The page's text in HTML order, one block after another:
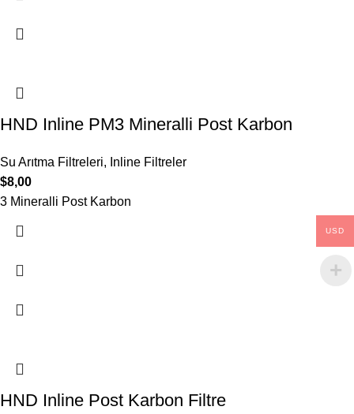
HND Inline PM3 Mineralli Post Karbon
Su Arıtma Filtreleri, Inline Filtreler
$8,00
3 Mineralli Post Karbon
HND Inline Post Karbon Filtre
USD